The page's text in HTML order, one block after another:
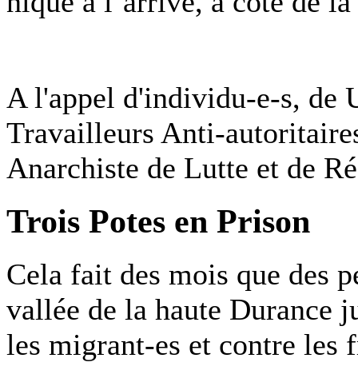
A l'appel d'individu-e-s, de
Travailleurs Anti-
Anarchiste de Lutte et de
Trois Potes en Prison
Cela fait des mois que des
vallée de la haute Durance
les migrant-es et contre les